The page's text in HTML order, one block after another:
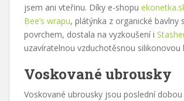
jsem ani vteřinu. Díky e-shopu
Bee’s wrapu, plátýnka z organické bavlny
povrchem, dostala na vyzkoušení i
uzavíratelnou vzduchotěsnou silikonovou
Voskované ubrousky
Voskované ubrousky jsou poslední